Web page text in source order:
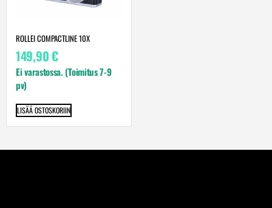
ROLLEI COMPACTLINE 10X
149,90€
Ei varastossa. (Toimitus 7-9
pv)
LISÄÄ OSTOSKORIIN